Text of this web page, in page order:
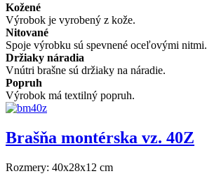
Kožené
Výrobok je vyrobený z kože.
Nitované
Spoje výrobku sú spevnené oceľovými nitmi.
Držiaky náradia
Vnútri brašne sú držiaky na náradie.
Popruh
Výrobok má textilný popruh.
Brašňa montérska vz. 40Z
Rozmery: 40x28x12 cm